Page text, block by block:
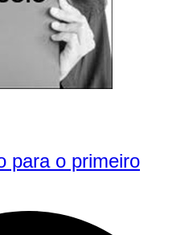
para o primeiro